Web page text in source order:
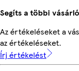
Segíts a többi
Az értékeléseket a
az értékeléseket.
Írj értékelést